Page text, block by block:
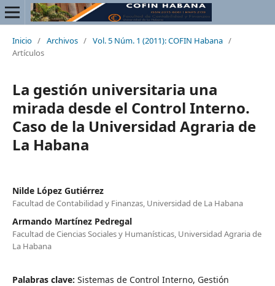
Inicio / Archivos / Vol. 5 Núm. 1 (2011): COFIN Habana /
Artículos
La gestión universitaria una
mirada desde el Control Interno.
Caso de la Universidad Agraria de
La Habana
Nilde López Gutiérrez
Facultad de Contabilidad y Finanzas, Universidad de La Habana
Armando Martínez Pedregal
Facultad de Ciencias Sociales y Humanísticas, Universidad Agraria de
La Habana
Palabras clave: Sistemas de Control Interno, Gestión